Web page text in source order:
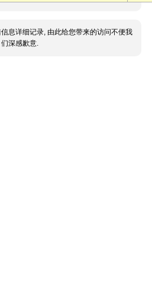
息详细记录, 由此给您带来的访问不便我
们深感歉意.